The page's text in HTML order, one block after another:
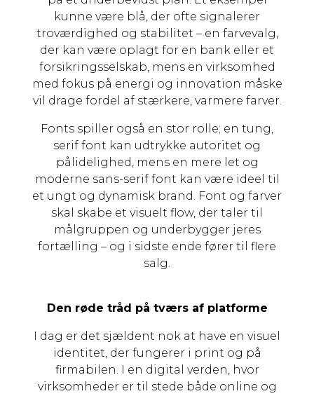
kunne være blå, der ofte signalerer
troværdighed og stabilitet – en farvevalg,
der kan være oplagt for en bank eller et
forsikringsselskab, mens en virksomhed
med fokus på energi og innovation måske
vil drage fordel af stærkere, varmere farver.
Fonts spiller også en stor rolle; en tung,
serif font kan udtrykke autoritet og
pålidelighed, mens en mere let og
moderne sans-serif font kan være ideel til
et ungt og dynamisk brand. Font og farver
skal skabe et visuelt flow, der taler til
målgruppen og underbygger jeres
fortælling – og i sidste ende fører til flere
salg.
Den røde tråd på tværs af platforme
I dag er det sjældent nok at have en visuel
identitet, der fungerer i print og på
firmabilen. I en digital verden, hvor
virksomheder er til stede både online og